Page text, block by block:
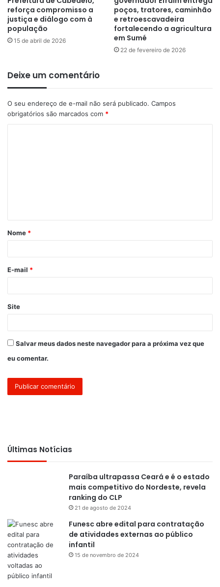
reforça compromisso a
justiça e diálogo com à
população
15 de abril de 2026
poços, tratores, caminhão
e retroescavadeira
fortalecendo a agricultura
em Sumé
22 de fevereiro de 2026
Deixe um comentário
O seu endereço de e-mail não será publicado. Campos
obrigatórios são marcados com *
á
r
*
Nome *
E-mail *
Site
Salvar meus dados neste navegador para a próxima vez que
eu comentar.
Últimas Notícias
Paraíba ultrapassa Ceará e é o estado
mais competitivo do Nordeste, revela
ranking do CLP
21 de agosto de 2024
Funesc abre edital para contratação
de atividades externas ao público
infantil
15 de novembro de 2024